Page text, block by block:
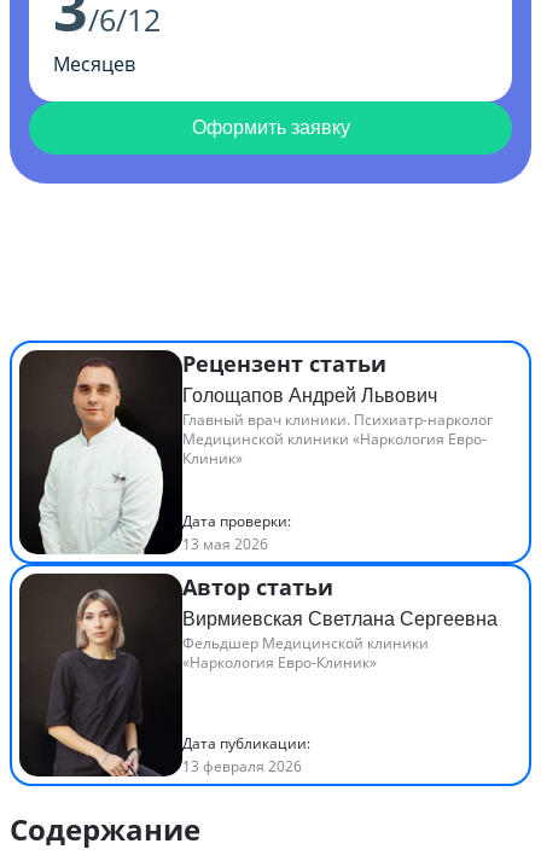
/6/12
Месяцев
Оформить заявку
Рецензент статьи
Голощапов Андрей Львович
Главный врач клиники. Психиатр-нарколог
Медицинской клиники «Наркология Евро-
Клиник»
Дата проверки:
13 мая 2026
Автор статьи
Вирмиевская Светлана Сергеевна
Фельдшер Медицинской клиники
«Наркология Евро-Клиник»
Дата публикации:
13 февраля 2026
Содержание